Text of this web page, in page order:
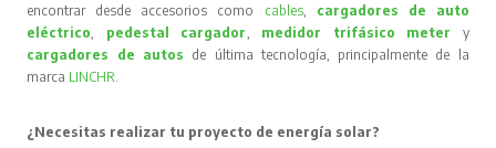
encontrar desde accesorios como cables, cargadores de auto
eléctrico
pedestal cargador medidor trifásico meter
y
cargadores de autos de última tecnología, principalmente de la
marca LINCHR
¿Necesitas realizar tu proyecto de energía solar?